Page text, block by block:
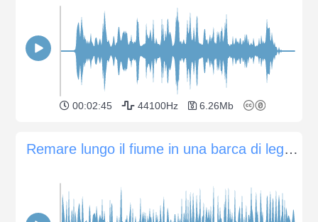
00:02:45 44100Hz 6.26Mb
Remare lungo il fiume in una barca di legno